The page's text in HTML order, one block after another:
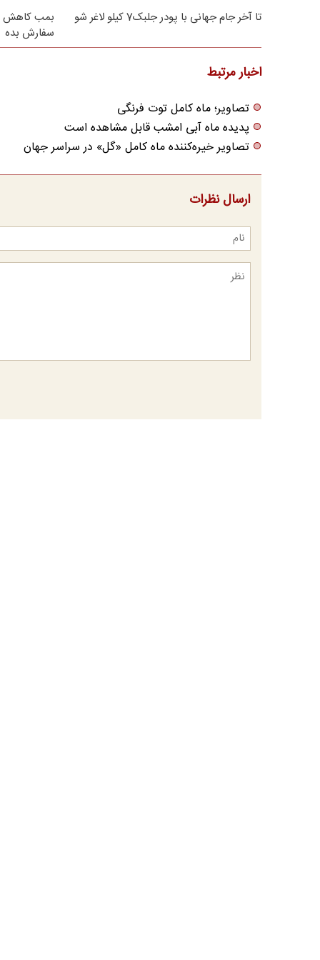
تا آخر جام جهانی با پودر جلبک7 کیلو لاغر شو
بمب کاهش
سفارش بده
اخبار مرتبط
تصاویر؛ ماه کامل توت فرنگی
پدیده ماه آبی امشب قابل مشاهده است
تصاویر خیره‌کننده ماه کامل «گل» در سراسر جهان
ارسال نظرات